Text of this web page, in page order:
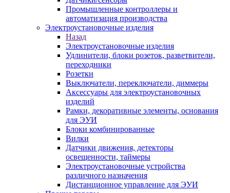
Промышленные контроллеры и
автоматизация производства
Электроустановочные изделия
Назад
Электроустановочные изделия
Удлинители, блоки розеток, разветвители,
переходники
Розетки
Выключатели, переключатели, диммеры
Аксессуары для электроустановочных
изделий
Рамки, декоративные элементы, основания
для ЭУИ
Блоки комбинированные
Вилки
Датчики движения, детекторы
освещенности, таймеры
Электроустановочные устройства
различного назначения
Дистанционное управление для ЭУИ